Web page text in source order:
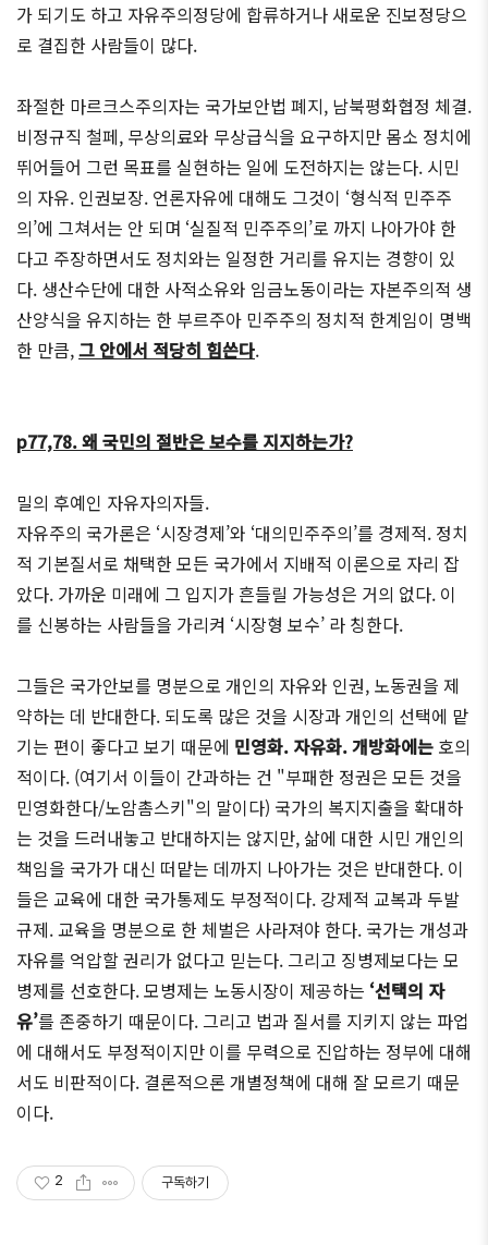
가 되기도 하고 자유주의정당에 합류하거나 새로운 진보정당으
로 결집한 사람들이 많다.
좌절한 마르크스주의자는 국가보안법 폐지, 남북평화협정 체결.
비정규직 철페, 무상의료와 무상급식을 요구하지만 몸소 정치에
뛰어들어 그런 목표를 실현하는 일에 도전하지는 않는다. 시민
의 자유. 인권보장. 언론자유에 대해도 그것이 ‘형식적 민주주
의’에 그쳐서는 안 되며 ‘실질적 민주주의’로 까지 나아가야 한
다고 주장하면서도 정치와는 일정한 거리를 유지는 경향이 있
다. 생산수단에 대한 사적소유와 임금노동이라는 자본주의적 생
산양식을 유지하는 한 부르주아 민주주의 정치적 한계임이 명백
한 만큼,그 안에서 적당히 힘쓴다.
p77,78. 왜 국민의 절반은 보수를 지지하는가?
밀의 후예인 자유자의자들.
자유주의 국가론은 ‘시장경제’와 ‘대의민주주의’를 경제적. 정치
적 기본질서로 채택한 모든 국가에서 지배적 이론으로 자리 잡
았다. 가까운 미래에 그 입지가 흔들릴 가능성은 거의 없다. 이
를 신봉하는 사람들을 가리켜 ‘시장형 보수’ 라 칭한다.
그들은 국가안보를 명분으로 개인의 자유와 인권, 노동권을 제
약하는 데 반대한다. 되도록 많은 것을 시장과 개인의 선택에 맡
기는 편이 좋다고 보기 때문에 민영화. 자유화. 개방화에는 호의
적이다. (여기서 이들이 간과하는 건 "부패한 정권은 모든 것을
민영화한다/노암촘스키"의 말이다) 국가의 복지지출을 확대하
는 것을 드러내놓고 반대하지는 않지만, 삶에 대한 시민 개인의
책임을 국가가 대신 떠맡는 데까지 나아가는 것은 반대한다. 이
들은 교육에 대한 국가통제도 부정적이다. 강제적 교복과 두발
규제. 교육을 명분으로 한 체벌은 사라져야 한다. 국가는 개성과
자유를 억압할 권리가 없다고 믿는다. 그리고 징병제보다는 모
병제를 선호한다. 모병제는 노동시장이 제공하는 ‘선택의 자
유’를 존중하기 때문이다. 그리고 법과 질서를 지키지 않는 파업
에 대해서도 부정적이지만 이를 무력으로 진압하는 정부에 대해
서도 비판적이다. 결론적으론 개별정책에 대해 잘 모르기 때문
이다.
2 구독하기